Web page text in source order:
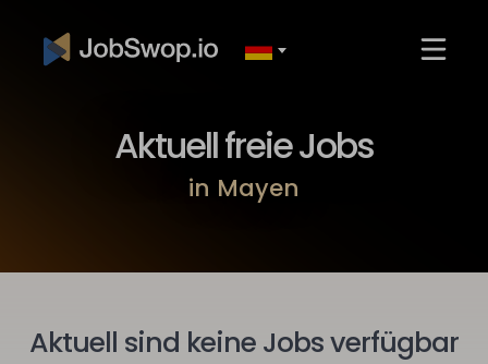
Aktuell freie Jobs
in Mayen
Aktuell sind keine Jobs verfügbar